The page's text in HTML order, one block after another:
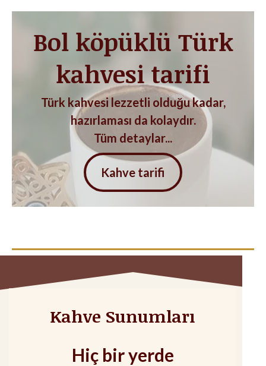
Bol köpüklü Türk
kahvesi tarifi
Türk kahvesi lezzetli olduğu kadar,
hazırlaması da kolaydır.
Tüm detaylar...
Kahve tarifi
Kahve Sunumları
Hiç bir yerde